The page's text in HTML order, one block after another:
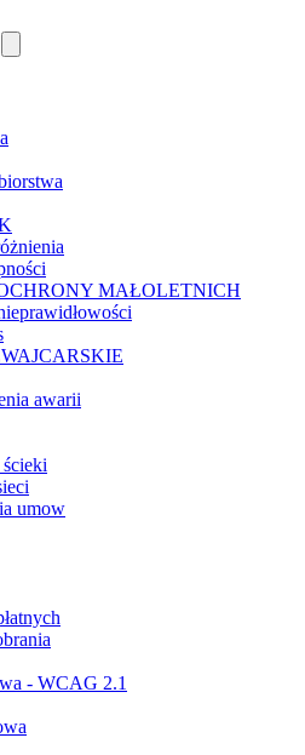
MAŁOLETNICH
awarii
umow
- WCAG 2.1